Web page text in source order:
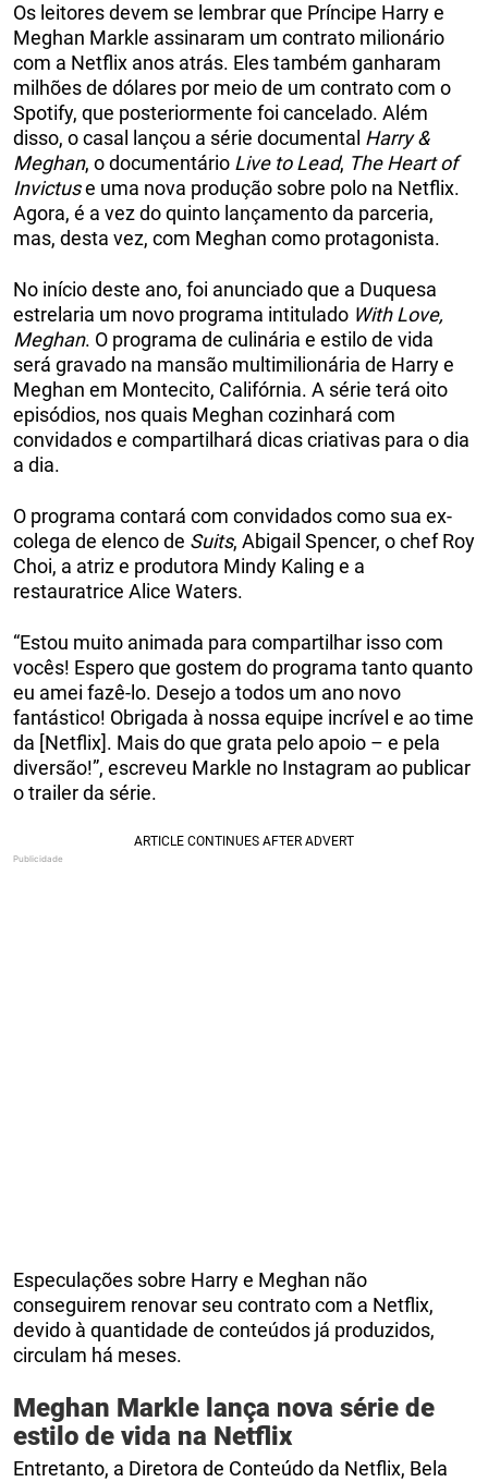
Os leitores devem se lembrar que Príncipe Harry e
Meghan Markle assinaram um contrato milionário
com a Netflix anos atrás. Eles também ganharam
milhões de dólares por meio de um contrato com o
Spotify, que posteriormente foi cancelado. Além
disso, o casal lançou a série documental Harry &
Meghan, o documentário Live to Lead, The Heart of
Invictuse uma nova produção sobre polo na Netflix.
Agora, é a vez do quinto lançamento da parceria,
mas, desta vez, com Meghan como protagonista.
No início deste ano, foi anunciado que a Duquesa
estrelaria um novo programa intitulado With Love,
Meghan. O programa de culinária e estilo de vida
será gravado na mansão multimilionária de Harry e
Meghan em Montecito, Califórnia. A série terá oito
episódios, nos quais Meghan cozinhará com
convidados e compartilhará dicas criativas para o dia
a dia.
O programa contará com convidados como sua ex-
colega de elenco de Suits, Abigail Spencer, o chef Roy
Choi, a atriz e produtora Mindy Kaling e a
restauratrice Alice Waters.
“Estou muito animada para compartilhar isso com
vocês! Espero que gostem do programa tanto quanto
eu amei fazê-lo. Desejo a todos um ano novo
fantástico! Obrigada à nossa equipe incrível e ao time
da [Netflix]. Mais do que grata pelo apoio – e pela
diversão!”, escreveu Markle no Instagram ao publicar
o trailer da série.
Especulações sobre Harry e Meghan não
conseguirem renovar seu contrato com a Netflix,
devido à quantidade de conteúdos já produzidos,
circulam há meses.
Meghan Markle lança nova série de
estilo de vida na Netflix
Entretanto, a Diretora de Conteúdo da Netflix, Bela